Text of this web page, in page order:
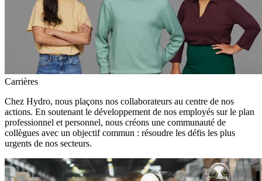
Carrières
Chez Hydro, nous plaçons nos collaborateurs au centre de nos
actions. En soutenant le développement de nos employés sur le plan
professionnel et personnel, nous créons une communauté de
collègues avec un objectif commun : résoudre les défis les plus
urgents de nos secteurs.